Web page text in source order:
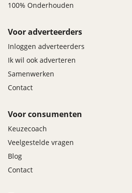
100% Onderhouden
Voor adverteerders
Inloggen adverteerders
Ik wil ook adverteren
Samenwerken
Contact
Voor consumenten
Keuzecoach
Veelgestelde vragen
Blog
Contact